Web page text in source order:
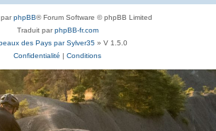
parphpBB® Forum Software © phpBB Limited
Traduit parphpBB-fr.com
des Pays par Sylver35 » V 1.5.0
Confidentialité | Conditions